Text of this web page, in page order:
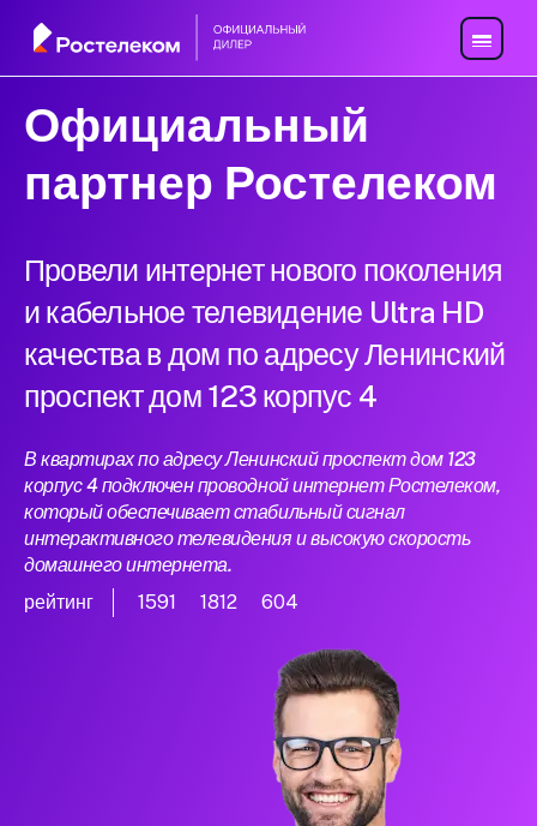
Официальный
партнер Ростелеком
Провели интернет нового поколения
и кабельное телевидение Ultra HD
качества в дом по адресу Ленинский
проспект дом 123 корпус 4
В квартирах по адресу Ленинский проспект дом 123
корпус 4 подключен проводной интернет Ростелеком,
который обеспечивает стабильный сигнал
интерактивного телевидения и высокую скорость
домашнего интернета.
рейтинг
1591 1812 604